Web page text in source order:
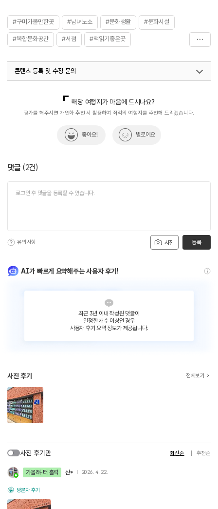
#구미가볼만한곳 #남녀노소 #문화생활 #문화시설
#복합문화공간 #서점 #책읽기좋은곳
콘텐츠 등록 및 수정 문의
해당 여행지가 마음에 드시나요?
평가를 해주시면 개인화 추천 시 활용하여 최적의 여행지를 추천해 드리겠습니다.
좋아요! 별로예요
댓글 (2건)
사진
유의사항 등록
AI가 빠르게 요약해주는 사용자 후기!
최근 3년 이내 작성된 댓글이
일정한 개수 이상인 경우
사용자 후기 요약 정보가 제공됩니다.
사진 후기 전체보기
사진 후기만 최신순 추천순
가볼래-터 홀릭 산* 2026. 4. 22.
방문자 후기